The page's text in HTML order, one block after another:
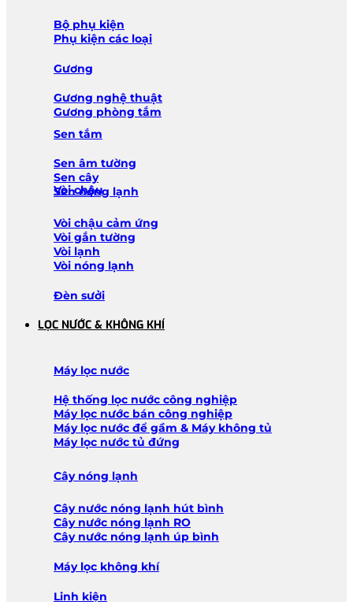
Bộ phụ kiện
Phụ kiện các loại
Gương
Gương nghệ thuật
Gương phòng tắm
Sen tắm
Sen âm tường
Sen cây
Sen nóng lạnh
Vòi chậu
Vòi chậu cảm ứng
Vòi gắn tường
Vòi lạnh
Vòi nóng lạnh
Đèn sưởi
LỌC NƯỚC & KHÔNG KHÍ
Máy lọc nước
Hệ thống lọc nước công nghiệp
Máy lọc nước bán công nghiệp
Máy lọc nước để gầm & Máy không tủ
Máy lọc nước tủ đứng
Cây nóng lạnh
Cây nước nóng lạnh hút bình
Cây nước nóng lạnh RO
Cây nước nóng lạnh úp bình
Máy lọc không khí
Linh kiện